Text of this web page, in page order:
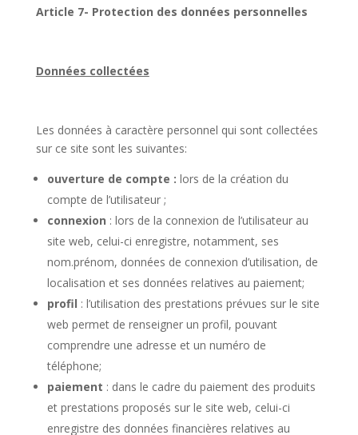
Article 7- Protection des données personnelles
Données collectées
Les données à caractère personnel qui sont collectées
sur ce site sont les suivantes:
ouverture de compte : lors de la création du
compte de l’utilisateur ;
connexion : lors de la connexion de l’utilisateur au
site web, celui-ci enregistre, notamment, ses
nom.prénom, données de connexion d’utilisation, de
localisation et ses données relatives au paiement;
profil : l’utilisation des prestations prévues sur le site
web permet de renseigner un profil, pouvant
comprendre une adresse et un numéro de
téléphone;
paiement : dans le cadre du paiement des produits
et prestations proposés sur le site web, celui-ci
enregistre des données financières relatives au